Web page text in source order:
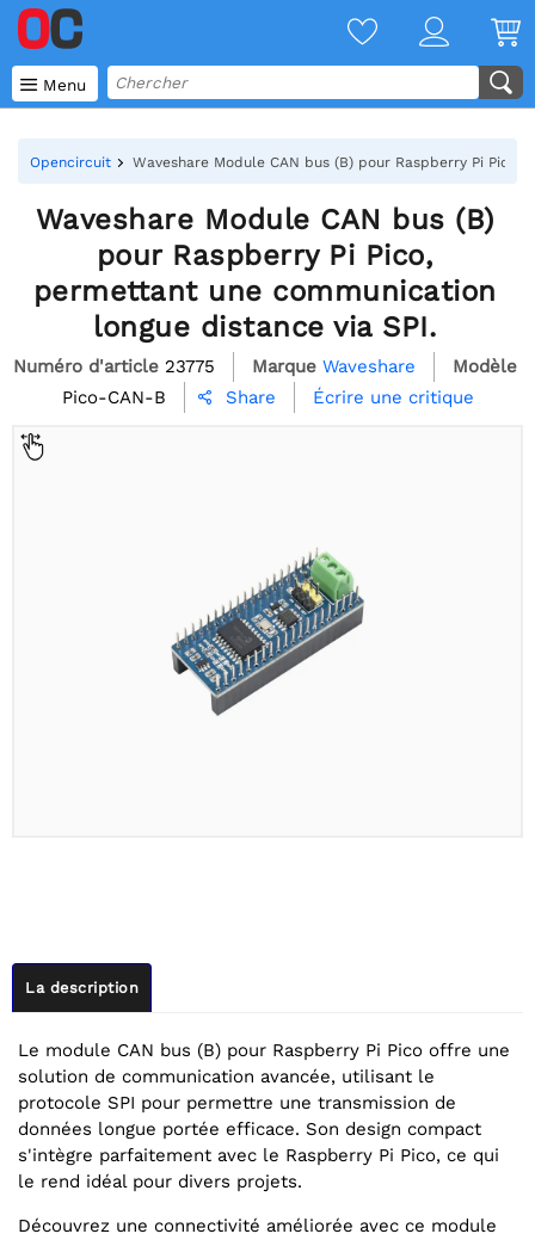
 Menu
Opencircuit Waveshare Module CAN bus (B) pour Raspberry Pi
Waveshare Module CAN bus (B)
pour Raspberry Pi Pico,
permettant une communication
longue distance via SPI.
Numéro d'article 23775 Marque Waveshare
Modèle
Pico-CAN-B
 Share Écrire une critique
La description
Le module CAN bus (B) pour Raspberry Pi Pico offre une
solution de communication avancée, utilisant le
protocole SPI pour permettre une transmission de
données longue portée efficace. Son design compact
s'intègre parfaitement avec le Raspberry Pi Pico, ce qui
le rend idéal pour divers projets.
Découvrez une connectivité améliorée avec ce module